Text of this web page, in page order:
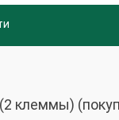
клеммы)